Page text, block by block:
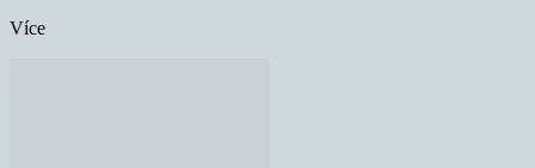
Více